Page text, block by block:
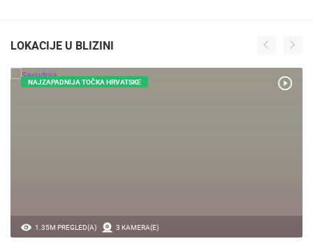
LOKACIJE U BLIZINI
1.35M PREGLED(A) 3 KAMERA(E)
NAJZAPADNIJA TOČKA HRVATSKE